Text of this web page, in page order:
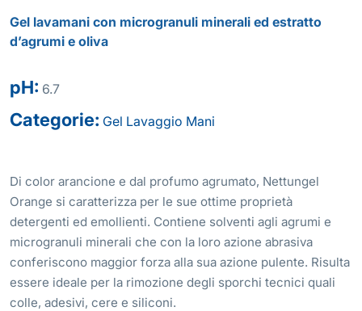
Gel lavamani con microgranuli minerali ed estratto
d’agrumi e oliva
pH: 6.7
Categorie: Gel Lavaggio Mani
Di color arancione e dal profumo agrumato, Nettungel
Orange si caratterizza per le sue ottime proprietà
detergenti ed emollienti. Contiene solventi agli agrumi e
microgranuli minerali che con la loro azione abrasiva
conferiscono maggior forza alla sua azione pulente. Risulta
essere ideale per la rimozione degli sporchi tecnici quali
colle, adesivi, cere e siliconi.